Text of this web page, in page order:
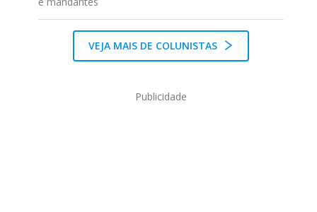
VEJA MAIS DE COLUNISTAS
Publicidade